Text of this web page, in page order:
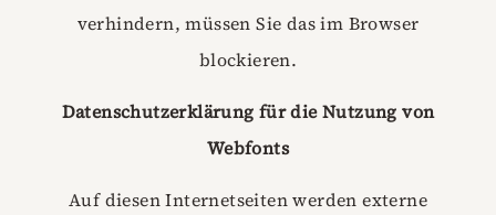
verhindern, müssen Sie das im Browser
blockieren.
Datenschutzerklärung für die Nutzung von
Webfonts
Auf diesen Internetseiten werden externe